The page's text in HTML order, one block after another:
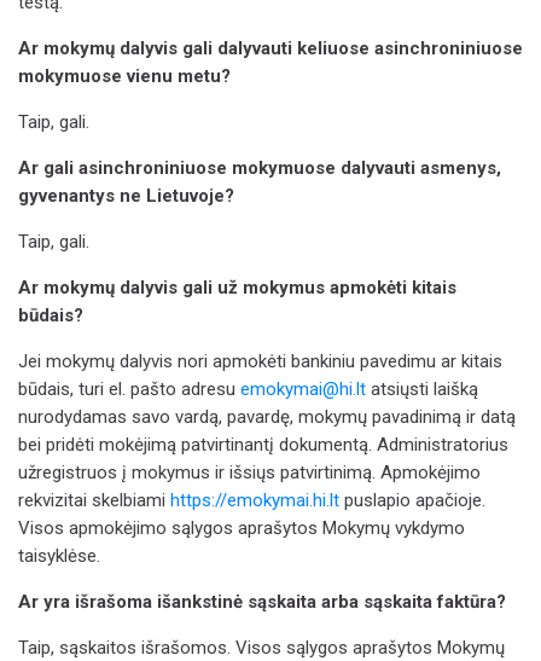
Ar mokymų dalyvis gali dalyvauti keliuose asinchroniniuose
mokymuose vienu metu?
Taip, gali.
Ar gali asinchroniniuose mokymuose dalyvauti asmenys,
gyvenantys ne Lietuvoje?
Taip, gali.
Ar mokymų dalyvis gali už mokymus apmokėti kitais
būdais?
Jei mokymų dalyvis nori apmokėti bankiniu pavedimu ar kitais
būdais, turi el. pašto adresu emokymai@hi.lt atsiųsti laišką
nurodydamas savo vardą, pavardę, mokymų pavadinimą ir datą
bei pridėti mokėjimą patvirtinantį dokumentą. Administratorius
užregistruos į mokymus ir išsiųs patvirtinimą. Apmokėjimo
rekvizitai skelbiami https://emokymai.hi.lt puslapio apačioje.
Visos apmokėjimo sąlygos aprašytos Mokymų vykdymo
taisyklėse.
Ar yra išrašoma išankstinė sąskaita arba sąskaita faktūra?
Taip, sąskaitos išrašomos. Visos sąlygos aprašytos Mokymų